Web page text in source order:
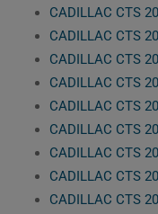
CADILLAC CTS
CADILLAC CTS
CADILLAC CTS
CADILLAC CTS
CADILLAC CTS
CADILLAC CTS
CADILLAC CTS
CADILLAC CTS
CADILLAC CTS